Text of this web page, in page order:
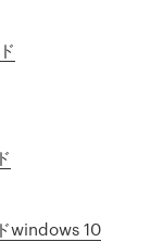
windows 10